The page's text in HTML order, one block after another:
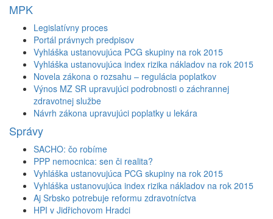
MPK
Legislatívny proces
Portál právnych predpisov
Vyhláška ustanovujúca PCG skupiny na rok 2015
Vyhláška ustanovujúca index rizika nákladov na rok 2015
Novela zákona o rozsahu – regulácia poplatkov
Výnos MZ SR upravujúci podrobnosti o záchrannej
zdravotnej službe
Návrh zákona upravujúci poplatky u lekára
Správy
SACHO: čo robíme
PPP nemocnica: sen či realita?
Vyhláška ustanovujúca PCG skupiny na rok 2015
Vyhláška ustanovujúca index rizika nákladov na rok 2015
Aj Srbsko potrebuje reformu zdravotníctva
HPI v Jidřichovom Hradci